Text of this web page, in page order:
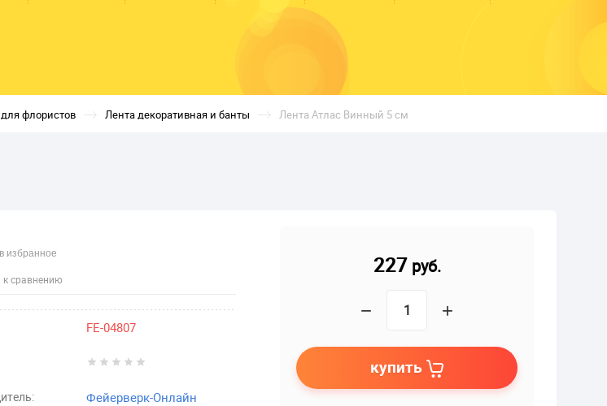
флористов Лента декоративная и банты Лента Атлас Винный 5 см
избранное
к сравнению
FE-04807
Фейерверк-Онлайн
227руб.
− +
купить